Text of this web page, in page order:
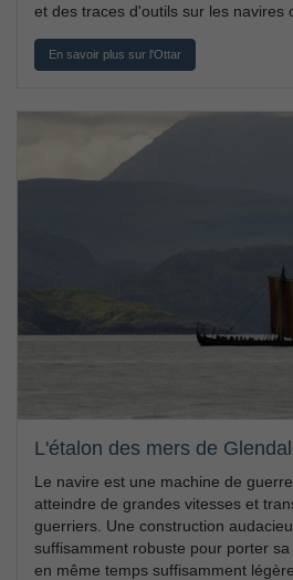
et des traces d'outils sur les navires
En savoir plus sur l'Ottar
L'étalon des mers de
Le navire est une machine de
atteindre de grandes vitesses et
guerriers. Une construction
suffisamment robuste pour porter sa
en même temps suffisamment